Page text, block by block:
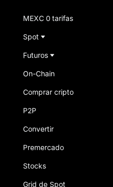
MEXC 0 tarifas
Spot
Futuros
On-Chain
Comprar cripto
P2P
Convertir
Premercado
Stocks
Grid de Spot